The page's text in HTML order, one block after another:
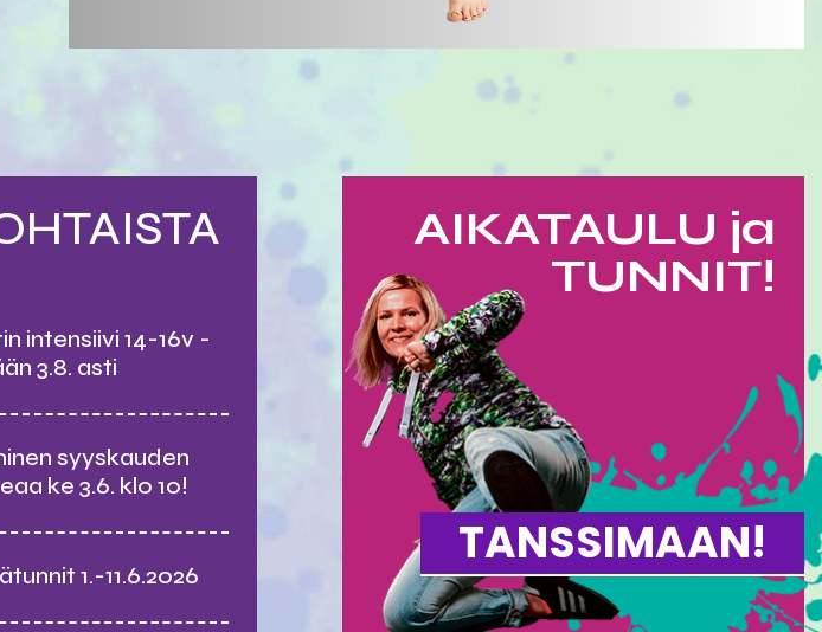
intensiivi 14-16v -
3.8. asti
syyskauden
ke 3.6. klo 10!
1.-11.6.2026
AIKATAULU ja
TUNNIT!
TANSSIMAAN!